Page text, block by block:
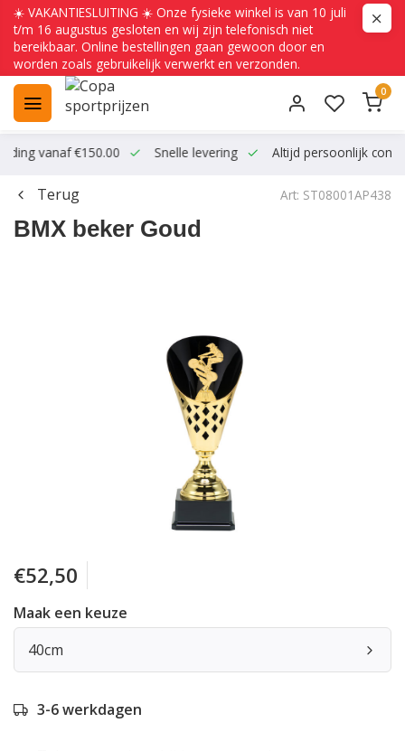
☀️ VAKANTIESLUITING ☀️ Onze fysieke winkel is van 10 juli
t/m 16 augustus gesloten en wij zijn telefonisch niet
bereikbaar. Online bestellingen gaan gewoon door en
worden zoals gebruikelijk verwerkt en verzonden.
0
vanaf €150.00 Snelle levering Altijd persoonlijk
Terug Art: ST08001AP438
BMX beker Goud
€52,50
Maak een keuze
40cm
3-6 werkdagen